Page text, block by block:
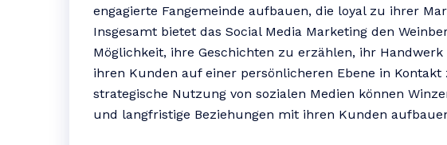
engagierte Fangemeinde aufbauen, die loyal zu ihrer
Insgesamt bietet das Social Media Marketing den
Möglichkeit, ihre Geschichten zu erzählen, ihr
ihren Kunden auf einer persönlicheren Ebene in
strategische Nutzung von sozialen Medien können
und langfristige Beziehungen mit ihren Kunden